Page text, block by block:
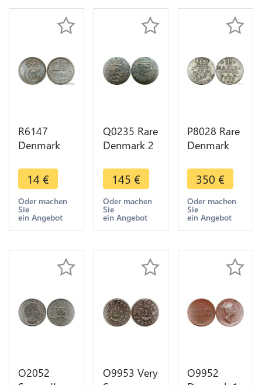
R6147
Denmark
Christian X
1919 HCN
GJ Silver ->
Make offer
14 €
Oder machen
Sie
ein Angebot
Q0235 Rare
Denmark 2
Dansk
Frederik IV
1716 ->
Make offer
145 €
Oder machen
Sie
ein Angebot
P8028 Rare
Denmark
2
Mariengroschen
Friedrich
1762 IHM
Silver AU
350 €
Oder machen
Sie
ein Angebot
O2052
O9953 Very
O9952